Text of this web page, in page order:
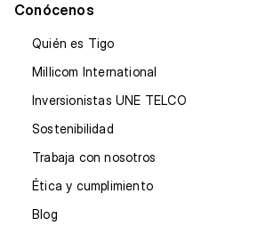
Conócenos
Quién es Tigo
Millicom International
Inversionistas UNE TELCO
Sostenibilidad
Trabaja con nosotros
Ética y cumplimiento
Blog